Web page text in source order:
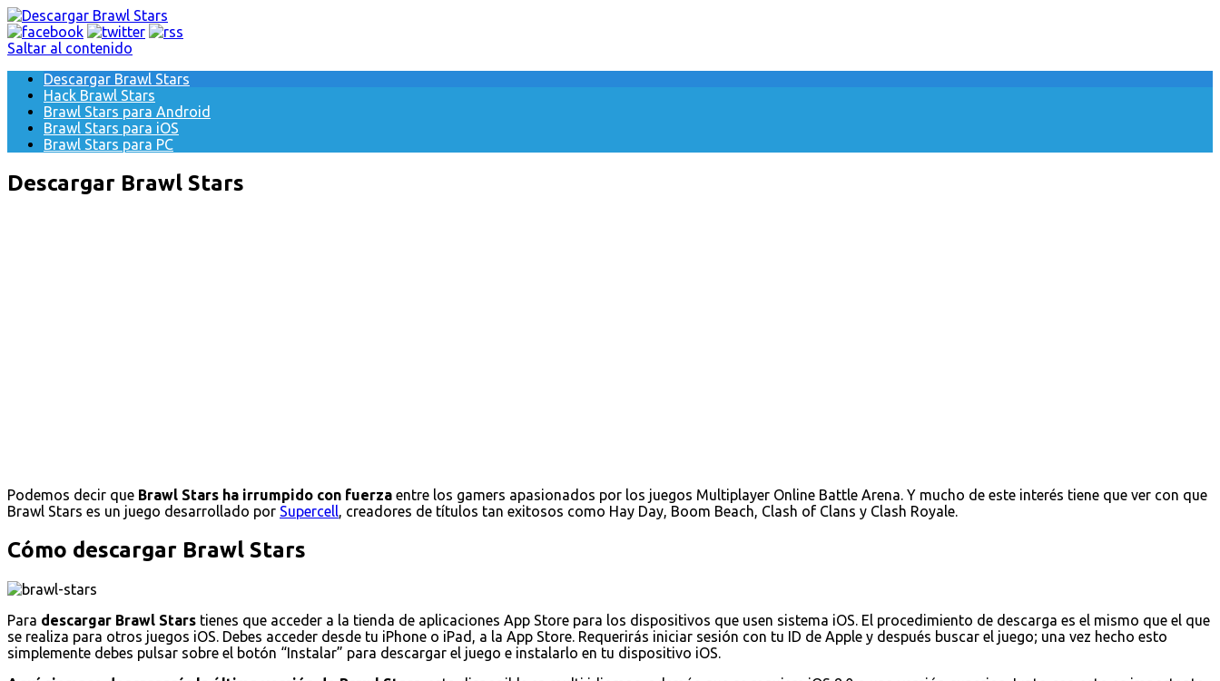
Saltar al contenido
Descargar Brawl Stars
Hack Brawl Stars
Brawl Stars para Android
Brawl Stars para iOS
Brawl Stars para PC
Descargar Brawl Stars
Podemos decir que Brawl Stars ha irrumpido con fuerza entre los gamers apasionados por los juegos Multiplayer Online Battle Arena. Y mucho de este interés tiene que ver con que
Brawl Stars es un juego desarrollado por Supercell, creadores de títulos tan exitosos como Hay Day, Boom Beach, Clash of Clans y Clash Royale.
Cómo descargar Brawl Stars
Para descargar Brawl Stars tienes que acceder a la tienda de aplicaciones App Store para los dispositivos que usen sistema iOS. El procedimiento de descarga es el mismo que el que
se realiza para otros juegos iOS. Debes acceder desde tu iPhone o iPad, a la App Store. Requerirás iniciar sesión con tu ID de Apple y después buscar el juego; una vez hecho esto
simplemente debes pulsar sobre el botón “Instalar” para descargar el juego e instalarlo en tu dispositivo iOS.